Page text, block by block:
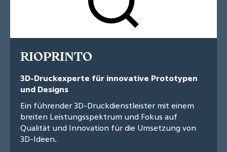
RIOPRINTO
3D-Druckexperte für innovative Prototypen
und Designs
Ein führender 3D-Druckdienstleister mit einem
breiten Leistungsspektrum und Fokus auf
Qualität und Innovation für die Umsetzung von
3D-Ideen.